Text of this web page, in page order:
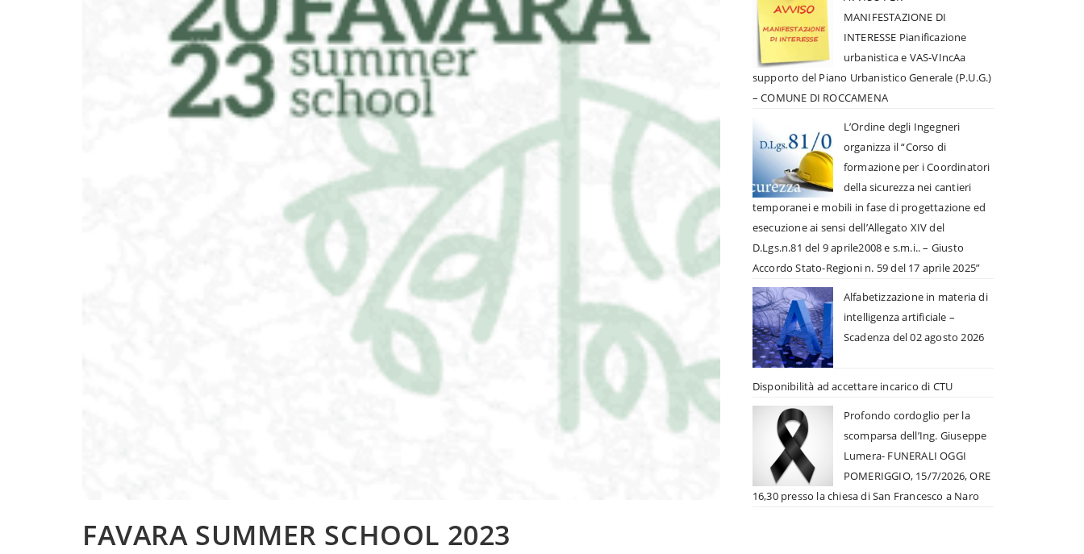
FAVARA SUMMER SCHOOL 2023
MANIFESTAZIONE DI
INTERESSE Pianificazione
urbanistica e VAS-VIncAa
supporto del Piano Urbanistico Generale (P.U.G.)
– COMUNE DI ROCCAMENA
L’Ordine degli Ingegneri
organizza il “Corso di
formazione per i Coordinatori
della sicurezza nei cantieri
temporanei e mobili in fase di progettazione ed
esecuzione ai sensi dell’Allegato XIV del
D.Lgs.n.81 del 9 aprile2008 e s.m.i.. – Giusto
Accordo Stato-Regioni n. 59 del 17 aprile 2025”
Alfabetizzazione in materia di
intelligenza artificiale –
Scadenza del 02 agosto 2026
Disponibilità ad accettare incarico di CTU
Profondo cordoglio per la
scomparsa dell’Ing. Giuseppe
Lumera- FUNERALI OGGI
POMERIGGIO, 15/7/2026, ORE
16,30 presso la chiesa di San Francesco a Naro